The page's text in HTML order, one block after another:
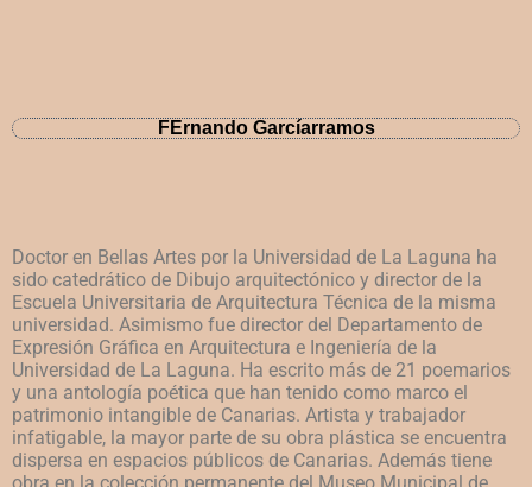
FErnando Garcíarramos
Doctor en Bellas Artes por la Universidad de La Laguna ha
sido catedrático de Dibujo arquitectónico y director de la
Escuela Universitaria de Arquitectura Técnica de la misma
universidad. Asimismo fue director del Departamento de
Expresión Gráfica en Arquitectura e Ingeniería de la
Universidad de La Laguna. Ha escrito más de 21 poemarios
y una antología poética que han tenido como marco el
patrimonio intangible de Canarias. Artista y trabajador
infatigable, la mayor parte de su obra plástica se encuentra
dispersa en espacios públicos de Canarias. Además tiene